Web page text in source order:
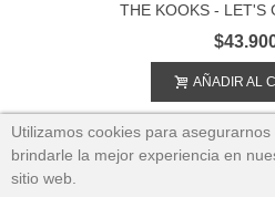
THE KOOKS - LET'S
AÑADIR AL
Utilizamos cookies para asegurarnos
brindarle la mejor experiencia en
sitio web.
Las Condes
1DVD
$18.600